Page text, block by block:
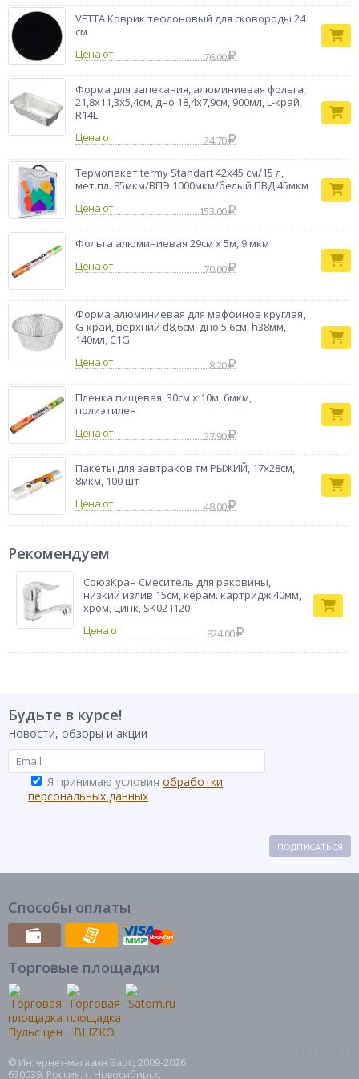
VETTA Коврик тефлоновый для сковороды 24
см
Цена от
76.00
Форма для запекания, алюминиевая фольга,
21,8x11,3x5,4см, дно 18,4x7,9cм, 900мл, L-край,
R14L
Цена от
24.70
Термопакет termy Standart 42х45 см/15 л,
мет.пл. 85мкм/ВПЭ 1000мкм/белый ПВД 45мкм
Цена от
153.00
Фольга алюминиевая 29см х 5м, 9 мкм
Цена от
70.00
Форма алюминиевая для маффинов круглая,
G-край, верхний d8,6см, дно 5,6см, h38мм,
140мл, C1G
Цена от
8.20
Пленка пищевая, 30см x 10м, 6мкм,
полиэтилен
Цена от
27.90
Пакеты для завтраков тм РЫЖИЙ, 17x28см,
8мкм, 100 шт
Цена от
48.00
Рекомендуем
СоюзКран Смеситель для раковины,
низкий излив 15см, керам. картридж 40мм,
хром, цинк, SK02-I120
824.00
Будьте в курсе!
Новости, обзоры и акции
Я принимаю условия обработки
персональных данных
ПОДПИСАТЬСЯ
Способы оплаты
Торговые площадки
© Интернет-магазин Барс, 2009-2026
630039, Россия, г. Новосибирск,